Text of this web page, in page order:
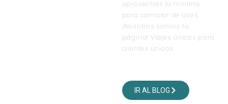
aprovechas la mínima
para cambiar de aires
¡Nosotros somos tu
página! Viajes únicos para
clientes únicos.
IR AL BLOG